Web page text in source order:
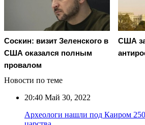
Соскин: визит Зеленского в
США оказался полным
провалом
США
Новости по теме
20:40 Май 30, 2022
Археологи нашли под Каиром